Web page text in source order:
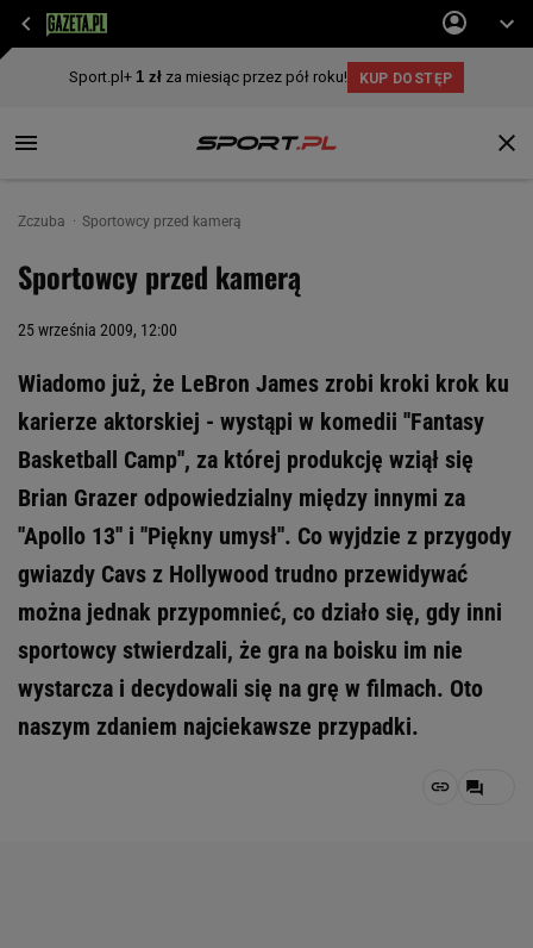
Zczuba Sportowcy przed kamerą
Sportowcy przed kamerą
25 września 2009, 12:00
Wiadomo już, że LeBron James zrobi kroki krok ku
karierze aktorskiej - wystąpi w komedii ''Fantasy
Basketball Camp'', za której produkcję wziął się
Brian Grazer odpowiedzialny między innymi za
''Apollo 13'' i ''Piękny umysł''. Co wyjdzie z przygody
gwiazdy Cavs z Hollywood trudno przewidywać
można jednak przypomnieć, co działo się, gdy inni
sportowcy stwierdzali, że gra na boisku im nie
wystarcza i decydowali się na grę w filmach. Oto
naszym zdaniem najciekawsze przypadki.